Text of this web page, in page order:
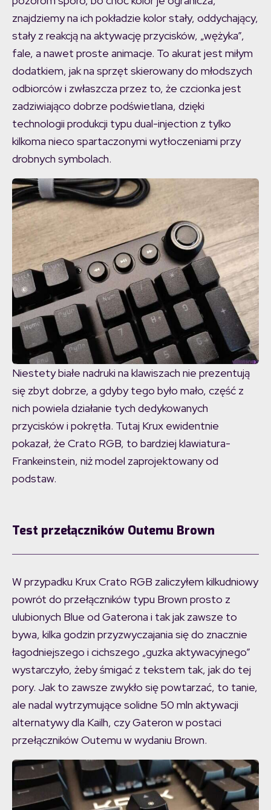
znajdziemy na ich pokładzie kolor stały, oddychający,
stały z reakcją na aktywację przycisków, „wężyka”,
fale, a nawet proste animacje. To akurat jest miłym
dodatkiem, jak na sprzęt skierowany do młodszych
odbiorców i zwłaszcza przez to, że czcionka jest
zadziwiająco dobrze podświetlana, dzięki
technologii produkcji typu dual-injection z tylko
kilkoma nieco spartaczonymi wytłoczeniami przy
drobnych symbolach.
Niestety białe nadruki na klawiszach nie prezentują
się zbyt dobrze, a gdyby tego było mało, część z
nich powiela działanie tych dedykowanych
przycisków i pokrętła. Tutaj Krux ewidentnie
pokazał, że Crato RGB, to bardziej klawiatura-
Frankeinstein, niż model zaprojektowany od
podstaw.
Test przełączników Outemu Brown
W przypadku Krux Crato RGB zaliczyłem kilkudniowy
powrót do przełączników typu Brown prosto z
ulubionych Blue od Gaterona i tak jak zawsze to
bywa, kilka godzin przyzwyczajania się do znacznie
łagodniejszego i cichszego „guzka aktywacyjnego”
wystarczyło, żeby śmigać z tekstem tak, jak do tej
pory. Jak to zawsze zwykło się powtarzać, to tanie,
ale nadal wytrzymujące solidne 50 mln aktywacji
alternatywy dla Kailh, czy Gateron w postaci
przełączników Outemu w wydaniu Brown.